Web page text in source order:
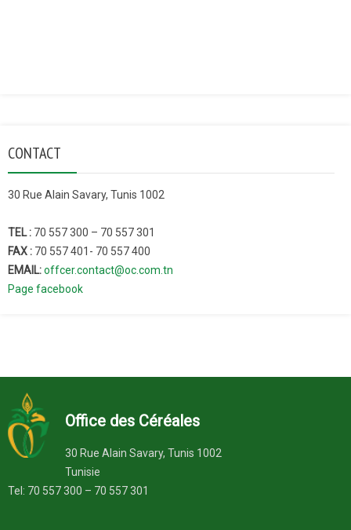
CONTACT
30 Rue Alain Savary, Tunis 1002
TEL : 70 557 300 – 70 557 301
FAX : 70 557 401- 70 557 400
EMAIL:offcer.contact@oc.com.tn
Page facebook
Office des Céréales
30 Rue Alain Savary, Tunis 1002
Tunisie
Tel: 70 557 300 – 70 557 301